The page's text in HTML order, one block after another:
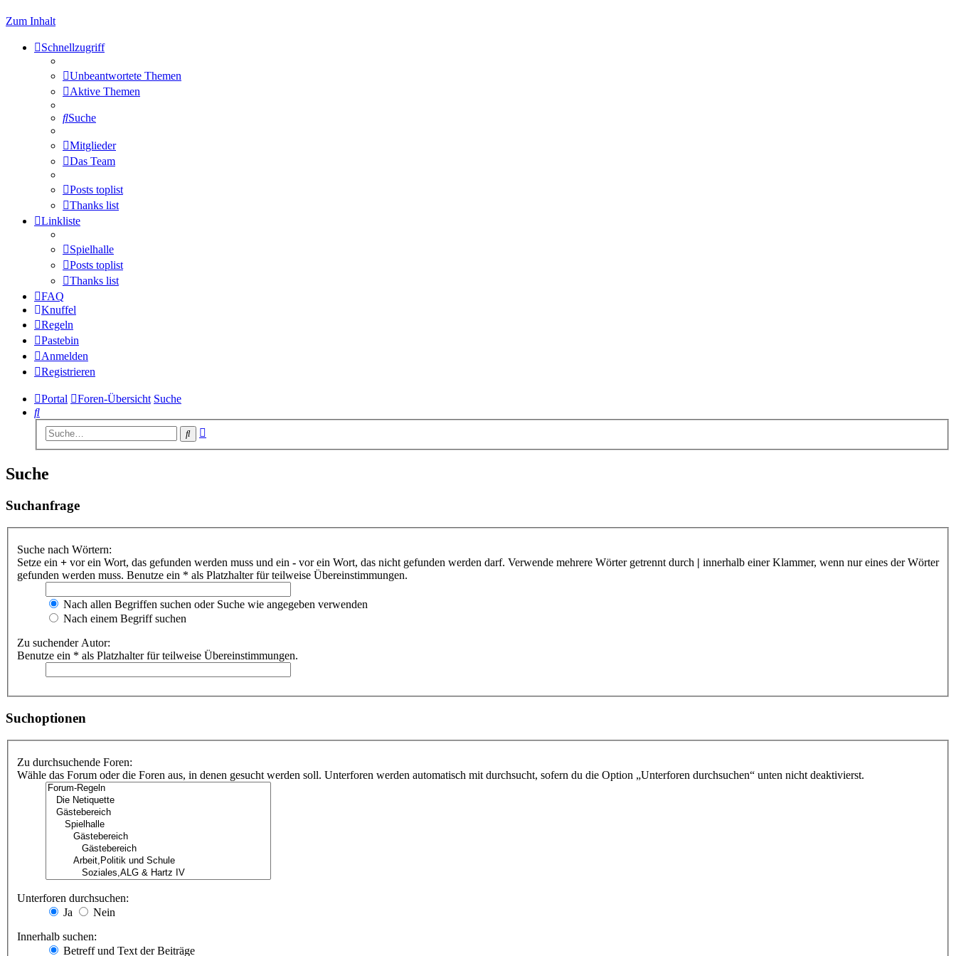
Zum Inhalt
Schnellzugriff
Unbeantwortete Themen
Aktive Themen
Suche
Mitglieder
Das Team
Posts toplist
Thanks list
Linkliste
Spielhalle
Posts toplist
Thanks list
FAQ
Knuffel
Regeln
Pastebin
Anmelden
Registrieren
Portal Foren-Übersicht Suche
Suche
Suche
Suche
Suchanfrage
Suche nach Wörtern:
Setze ein + vor ein Wort, das gefunden werden muss und ein - vor ein Wort, das nicht gefunden werden darf. Verwende mehrere Wörter getrennt durch | innerhalb einer Klammer, wenn nur eines der Wörter
gefunden werden muss. Benutze ein * als Platzhalter für teilweise Übereinstimmungen.
Nach allen Begriffen suchen oder Suche wie angegeben verwenden
Nach einem Begriff suchen
Zu suchender Autor:
Benutze ein * als Platzhalter für teilweise Übereinstimmungen.
Suchoptionen
Zu durchsuchende Foren:
Wähle das Forum oder die Foren aus, in denen gesucht werden soll. Unterforen werden automatisch mit durchsucht, sofern du die Option „Unterforen durchsuchen“ unten nicht deaktivierst.
Unterforen durchsuchen:
Ja
Nein
Innerhalb suchen:
Betreff und Text der Beiträge